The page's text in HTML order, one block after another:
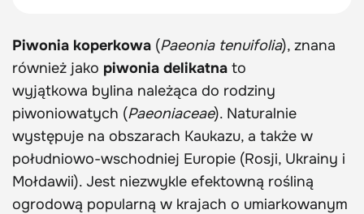
Piwonia koperkowa (Paeonia tenuifolia), znana
również jako piwonia delikatna to
wyjątkowa bylina należąca do rodziny
piwoniowatych (Paeoniaceae). Naturalnie
występuje na obszarach Kaukazu, a także w
południowo-wschodniej Europie (Rosji, Ukrainy i
Mołdawii). Jest niezwykle efektowną rośliną
ogrodową popularną w krajach o umiarkowanym